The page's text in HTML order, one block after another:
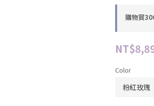
購物買
Color